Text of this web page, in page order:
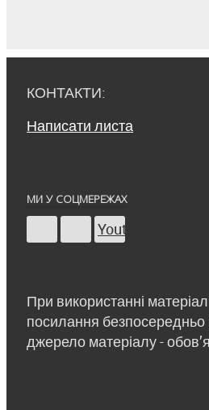
КОНТАКТИ:
Написати листа
МИ У СОЦМЕРЕЖАХ
Youtube
При використанні
посилання безпосередньо
джерело матеріалу -